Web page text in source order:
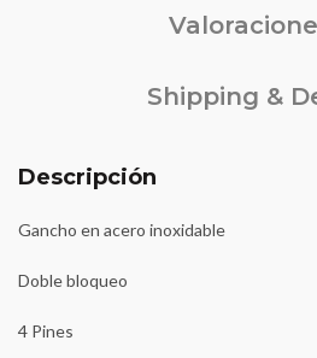
Shipping &
Descripción
Gancho en acero inoxidable
Doble bloqueo
4 Pines